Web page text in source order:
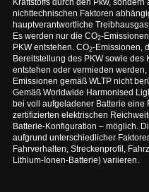
Kraftstoffs durch den Pkw,
nichttechnischen Faktoren
hauptverantwortliche
Es werden nur die CO2-
PKW entstehen. CO2-Emissionen,
Bereitstellung des PKW sowie des
entstehen oder vermieden
Emissionen gemäß WLTP nicht
Gemäß Worldwide Harmonised
bei voll aufgeladener Batterie eine
zertifizierten elektrischen
Batterie-Konfiguration – möglich.
aufgrund unterschiedlicher
Fahrverhalten, Streckenprofil,
Lithium-Ionen-Batterie) variieren.